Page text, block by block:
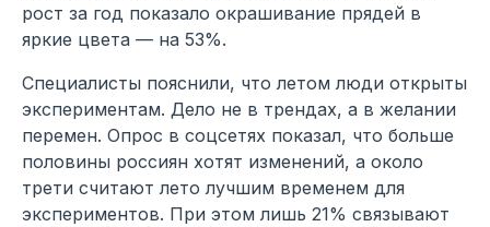
рост за год показало окрашивание прядей в
яркие цвета — на 53%.
Специалисты пояснили, что летом люди открыты
экспериментам. Дело не в трендах, а в желании
перемен. Опрос в соцсетях показал, что больше
половины россиян хотят изменений, а около
трети считают лето лучшим временем для
экспериментов. При этом лишь 21% связывают